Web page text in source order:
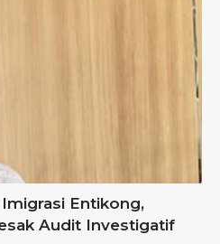
Entikong,
Audit Investigatif